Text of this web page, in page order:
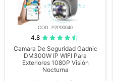
COD. P2P00040
4.8
Camara De Seguridad Gadnic
DM300W IP WIFI Para
Exteriores 1080P Visión
Nocturna